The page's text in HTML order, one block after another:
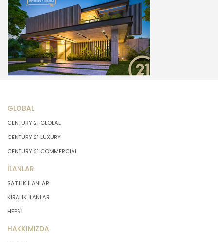
GLOBAL
CENTURY 21 GLOBAL
CENTURY 21 LUXURY
CENTURY 21 COMMERCIAL
İLANLAR
SATILIK İLANLAR
KİRALIK İLANLAR
HEPSİ
HAKKIMIZDA